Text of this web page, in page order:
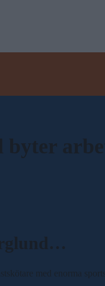
med enorma